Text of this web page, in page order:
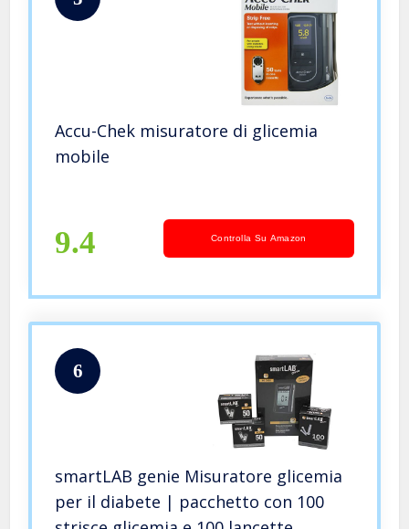
Accu-Chek misuratore di glicemia
mobile
9.4 Controlla Su Amazon
6
smartLAB genie Misuratore glicemia
per il diabete | pacchetto con 100